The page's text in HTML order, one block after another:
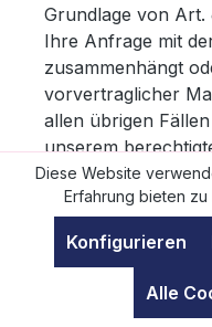
Grundlage von Art.
Ihre Anfrage mit
zusammenhängt
vorvertraglicher
allen übrigen
unserem
effektiven
Anfragen (Art. 6
sofern diese
Die von Ihnen an
Diese Website
Erfahrung bieten zu
Konfigurieren
Alle